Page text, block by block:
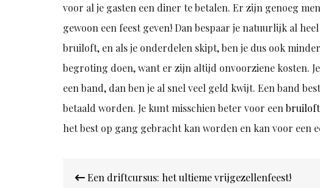
voor al je gasten een diner te betalen. Er zijn genoeg
gewoon een feest geven! Dan bespaar je natuurlijk al
bruiloft, en als je onderdelen skipt, ben je dus ook
begroting doen, want er zijn altijd onvoorziene kosten.
een band, dan ben je al snel veel geld kwijt. Een band
betaald worden. Je kunt misschien beter voor eenbruiloft
het best op gang gebracht kan worden en kan voor
navigatie
Een driftcursus: het ultieme vrijgezellenfeest!